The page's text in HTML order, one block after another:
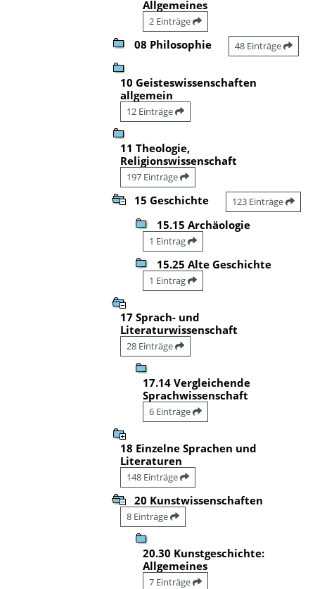
Allgemeines
2 Einträge
08 Philosophie 48 Einträge
10 Geisteswissenschaften
allgemein
12 Einträge
11 Theologie,
Religionswissenschaft
197 Einträge
15 Geschichte 123 Einträge
15.15 Archäologie
1 Eintrag
15.25 Alte Geschichte
1 Eintrag
17 Sprach- und
Literaturwissenschaft
28 Einträge
17.14 Vergleichende
Sprachwissenschaft
6 Einträge
18 Einzelne Sprachen und
Literaturen
148 Einträge
20 Kunstwissenschaften
8 Einträge
20.30 Kunstgeschichte:
Allgemeines
7 Einträge